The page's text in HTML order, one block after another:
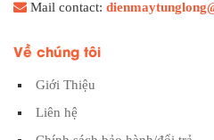
Mail contact:
Về chúng tôi
Giới Thiệu
Liên hệ